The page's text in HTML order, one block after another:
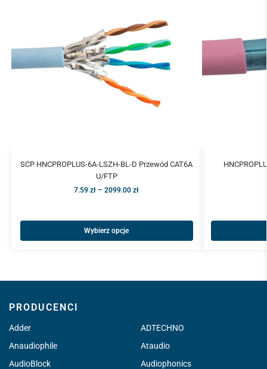
SCP HNCPROPLUS-6A-LSZH-BL-D Przewód CAT6A
U/FTP
7.59zł – 2099.00zł
Wybierz opcje
PRODUCENCI
Adder
ADTECHNO
Anaudiophile
Ataudio
AudioBlock
Audiophonics